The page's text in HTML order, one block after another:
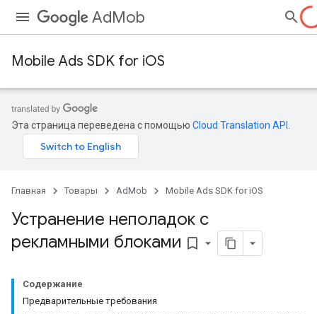
AdMob
Mobile Ads SDK for iOS
Эта страница переведена с помощью Cloud Translation API
Главная Товары AdMob Mobile Ads SDK for iOS
Устранение неполадок с
рекламными блоками bookmark_border
Содержание
Предварительные требования